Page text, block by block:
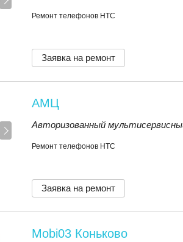
Ремонт телефонов HTC
Заявка на ремонт
АМЦ
Авторизованный
Ремонт телефонов HTC
Заявка на ремонт
Mobi03 Коньково